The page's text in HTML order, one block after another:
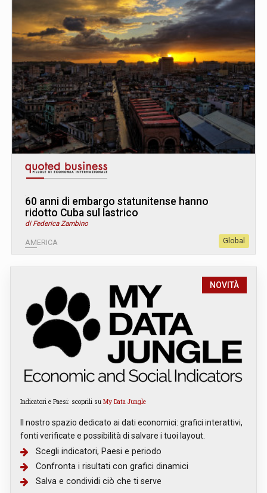
60 anni di embargo statunitense hanno
ridotto Cuba sul lastrico
di Federica Zambino
AMERICA Global
NOVITÀ
Indicatori e Paesi: scoprili su My Data Jungle
Il nostro spazio dedicato ai dati economici: grafici interattivi,
fonti verificate e possibilità di salvare i tuoi layout.
Scegli indicatori, Paesi e periodo
Confronta i risultati con grafici dinamici
Salva e condividi ciò che ti serve